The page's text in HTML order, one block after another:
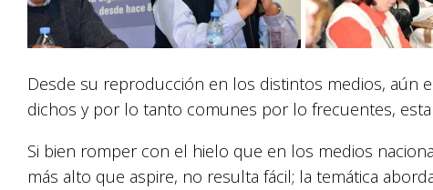
Desde su reproducción en los distintos medios, aún
dichos y por lo tanto comunes por lo frecuentes,
Si bien romper con el hielo que en los medios
más alto que aspire, no resulta fácil; la temática